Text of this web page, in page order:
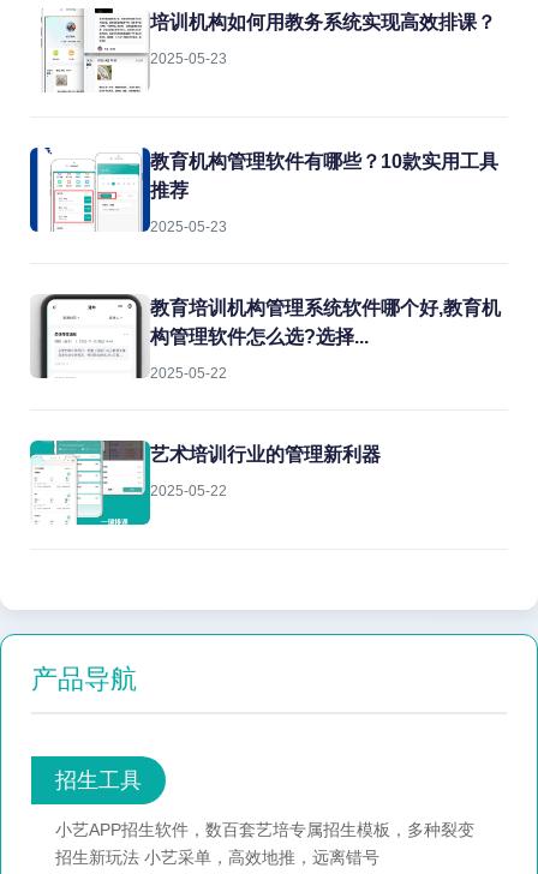
培训机构如何用教务系统实现高效排课？
2025-05-23
教育机构管理软件有哪些？10款实用工具
推荐
2025-05-23
教育培训机构管理系统软件哪个好,教育机
构管理软件怎么选?选择...
2025-05-22
艺术培训行业的管理新利器
2025-05-22
产品导航
招生工具
小艺APP招生软件，数百套艺培专属招生模板，多种裂变
招生新玩法 小艺采单，高效地推，远离错号